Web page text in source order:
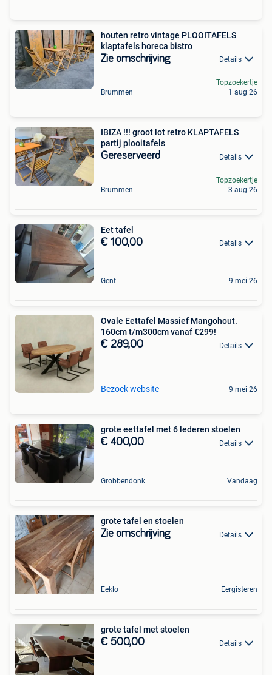
houten retro vintage PLOOITAFELS
klaptafels horeca bistro
Zie omschrijving Details
Brummen
Topzoekertje
1 aug 26
IBIZA !!! groot lot retro KLAPTAFELS
partij plooitafels
Gereserveerd Details
Brummen
Topzoekertje
3 aug 26
Eet tafel
€ 100,00 Details
Gent 9 mei 26
Ovale Eettafel Massief Mangohout.
160cm t/m300cm vanaf €299!
€ 289,00 Details
Bezoek website 9 mei 26
grote eettafel met 6 lederen stoelen
€ 400,00 Details
Grobbendonk Vandaag
grote tafel en stoelen
Zie omschrijving Details
Eeklo Eergisteren
grote tafel met stoelen
€ 500,00 Details